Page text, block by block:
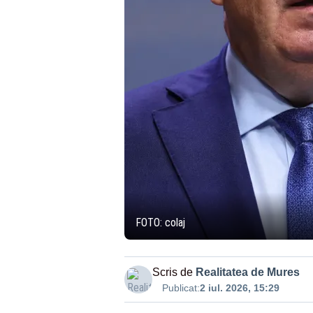
FOTO: colaj
Scris de Realitatea de Mures
Publicat:2 iul. 2026, 15:29